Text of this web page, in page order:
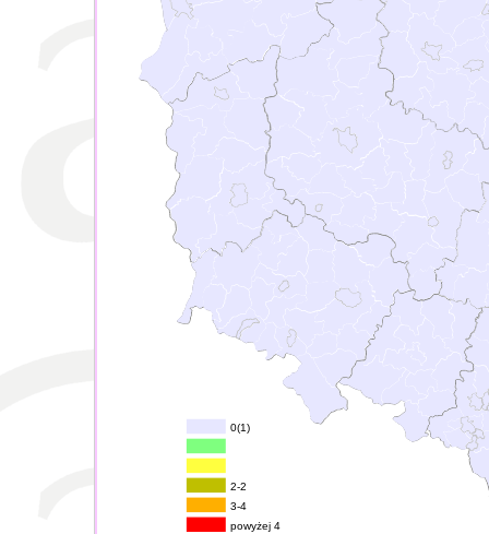
0(1)
2-2
3-4
powyżej 4